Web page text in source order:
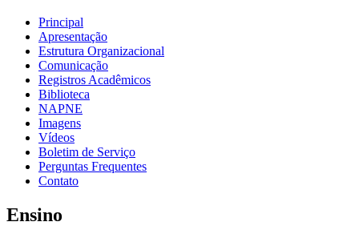
Principal
Apresentação
Estrutura Organizacional
Comunicação
Registros Acadêmicos
Biblioteca
NAPNE
Imagens
Vídeos
Boletim de Serviço
Perguntas Frequentes
Contato
Ensino